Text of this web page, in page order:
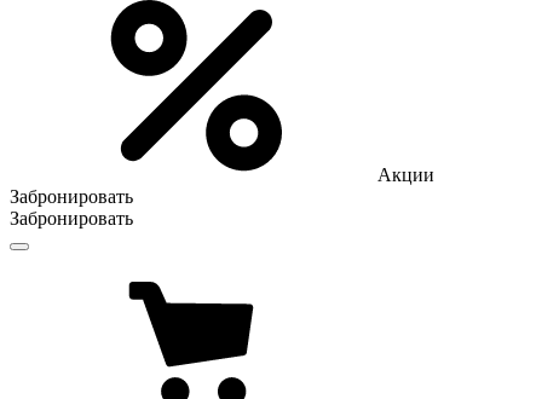
Акции
Забронировать
Забронировать